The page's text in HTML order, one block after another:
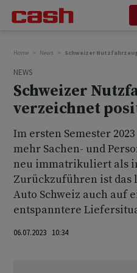
Home News Schweizer
NEWS
Schweizer
verzeichnet
Im ersten Semester
mehr Sachen- und
neu immatrikuliert als
Zurückzuführen ist das
Auto Schweiz auch auf
entspanntere
06.07.2023 10:34